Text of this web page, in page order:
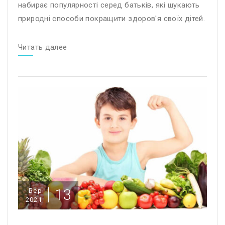
набирає популярності серед батьків, які шукають
природні способи покращити здоров'я своїх дітей.
Читать далее
Бер
2021
13